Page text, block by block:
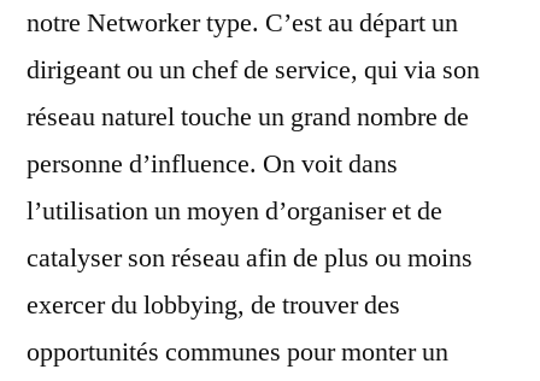
notre Networker type. C’est au départ un
dirigeant ou un chef de service, qui via son
réseau naturel touche un grand nombre de
personne d’influence. On voit dans
l’utilisation un moyen d’organiser et de
catalyser son réseau afin de plus ou moins
exercer du lobbying, de trouver des
opportunités communes pour monter un